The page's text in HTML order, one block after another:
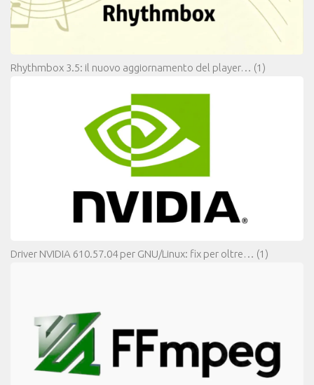
Rhythmbox 3.5: il nuovo aggiornamento del player… (1)
Driver NVIDIA 610.57.04 per GNU/Linux: fix per oltre… (1)